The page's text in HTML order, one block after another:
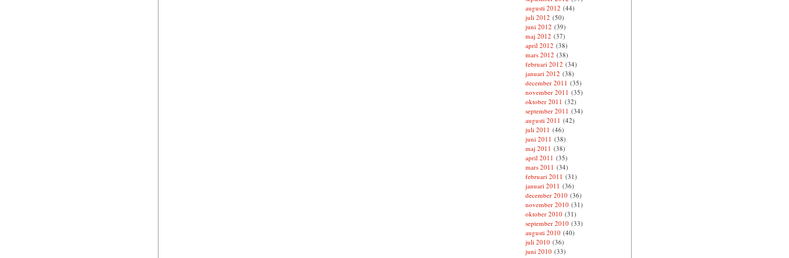
augusti 2012 (44)
juli 2012 (50)
juni 2012 (39)
maj 2012 (37)
april 2012 (38)
mars 2012 (38)
februari 2012 (34)
januari 2012 (38)
december 2011 (35)
november 2011 (35)
oktober 2011 (32)
september 2011 (34)
augusti 2011 (42)
juli 2011 (46)
juni 2011 (38)
maj 2011 (38)
april 2011 (35)
mars 2011 (34)
februari 2011 (31)
januari 2011 (36)
december 2010(36)
november 2010(31)
oktober 2010(31)
september 2010(33)
augusti 2010(40)
juli 2010(36)
juni 2010(33)